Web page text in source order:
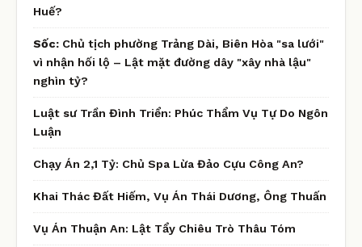
Huế?
Sốc: Chủ tịch phường Trảng Dài, Biên Hòa "sa lưới"
vì nhận hối lộ – Lật mặt đường dây "xây nhà lậu"
nghìn tỷ?
Luật sư Trần Đình Triển: Phúc Thẩm Vụ Tự Do Ngôn
Luận
Chạy Án 2,1 Tỷ: Chủ Spa Lừa Đảo Cựu Công An?
Khai Thác Đất Hiếm, Vụ Án Thái Dương, Ông Thuấn
Vụ Án Thuận An: Lật Tẩy Chiêu Trò Thâu Tóm